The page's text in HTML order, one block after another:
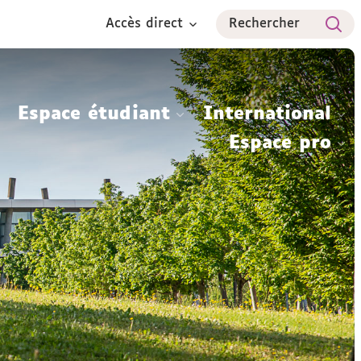
Accès direct Rechercher
Espace étudiant
International
Espace pro